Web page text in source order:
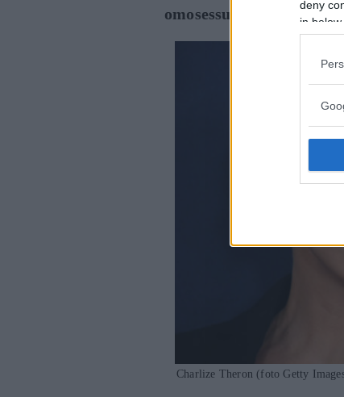
deny
in
omosessuali
Charlize Theron (foto Getty